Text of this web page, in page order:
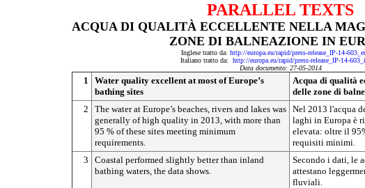
PARALLEL TEXTS
ACQUA DI QUALITÀ ECCELLENTE NELLA
ZONE DI BALNEAZIONE IN
Inglese tratto da: http://europa.eu/rapid/press-release_IP-14-
Italiano tratto da: http://europa.eu/rapid/press-release_IP-14-
Data documento: 27-05-2014
1
Water quality excellent at most of Europe’s
bathing sites
Acqua di qualità
delle zone di
2
The water at Europe’s beaches, rivers and lakes was
generally of high quality in 2013, with more than
95 % of these sites meeting minimum
requirements.
Nel 2013 l'acqua
laghi in Europa è
elevata: oltre il
requisiti minimi.
3
Coastal performed slightly better than inland
bathing waters, the data shows.
Secondo i dati, le
attestano
fluviali.